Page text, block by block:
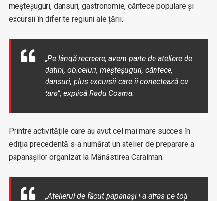
meșteșuguri, dansuri, gastronomie, cântece populare și
excursii în diferite regiuni ale țării.
„Pe lângă recreere, avem parte de ateliere de
datini, obiceiuri, meșteșuguri, cântece,
dansuri, plus excursii care îi conectează cu
țara”, explică Radu Cosma.
Printre activitățile care au avut cel mai mare succes în
ediția precedentă s-a numărat un atelier de preparare a
papanașilor organizat la Mănăstirea Caraiman.
„Atelierul de făcut papanași i-a atras pe toți